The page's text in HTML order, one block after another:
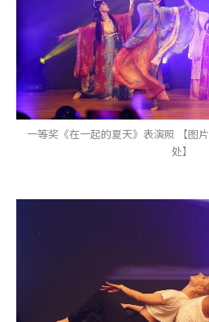
一等奖《在一起的夏天》表演照 【图
处】